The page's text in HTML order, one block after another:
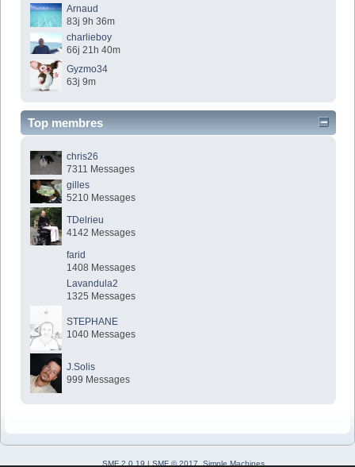
Arnaud
83j 9h 36m
charlieboy
66j 21h 40m
Gyzmo34
63j 9m
Top membres
chris26
7311 Messages
gilles
5210 Messages
TDelrieu
4142 Messages
farid
1408 Messages
Lavandula2
1325 Messages
STEPHANE
1040 Messages
J.Solis
999 Messages
SMF 2.0.19 | SMF © 2017 Simple Machines